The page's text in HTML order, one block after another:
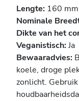
Lengte: 160 mm
Nominale
Dikte van het
Veganistisch:Ja
Bewaaradvies:
koele, droge
zonlicht.